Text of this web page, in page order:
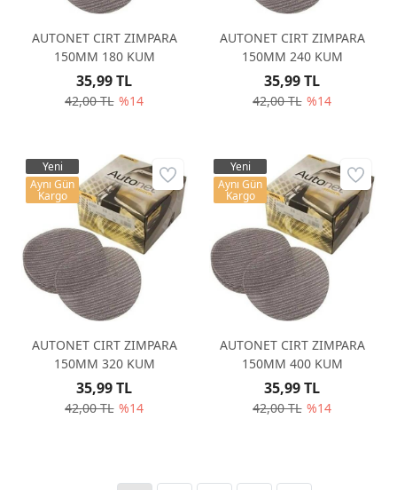
AUTONET CIRT ZIMPARA
150MM 180 KUM
42,00 TL %14
35,99 TL
AUTONET CIRT ZIMPARA
150MM 240 KUM
42,00 TL %14
35,99 TL
AUTONET CIRT ZIMPARA
150MM 320 KUM
42,00 TL %14
35,99 TL
Yeni
Aynı Gün
Kargo
AUTONET CIRT ZIMPARA
150MM 400 KUM
42,00 TL %14
35,99 TL
Yeni
Aynı Gün
Kargo